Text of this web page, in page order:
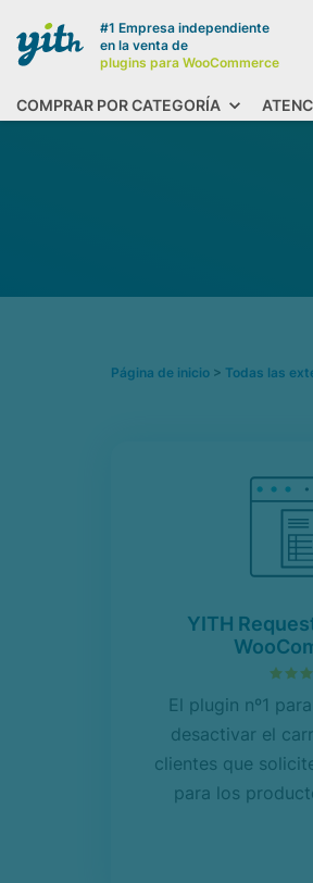
#1 Empresa independiente
en la venta de
plugins para WooCommerce
COMPRAR POR CATEGORÍA
Página de inicio > Todas las
YITH
El plugin nº1
desactivar el
clientes que
para los